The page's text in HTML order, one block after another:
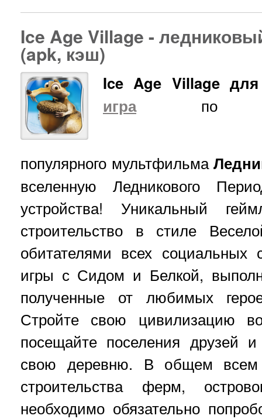
Ice Age Village -
(apk, кэш)
Ice Age Village
играпо
популярного мультфильма
вселенную Ледникового
устройства! Уникальный
строительство в стиле
обитателями всех социальных
игры с Сидом и Белкой,
полученные от любимых
Стройте свою цивилизацию
посещайте поселения друзей
свою деревню. В общем всем
строительства ферм,
необходимо обязательно